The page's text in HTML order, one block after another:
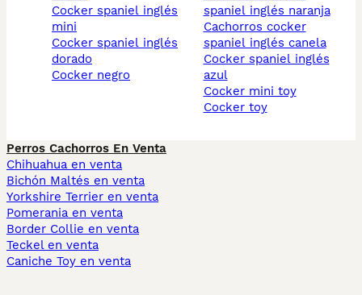
cocker spaniel inglés
mini
cocker spaniel inglés
dorado
cocker negro
spaniel inglés naranja
cachorros cocker
spaniel inglés canela
cocker spaniel inglés
azul
cocker mini toy
cocker toy
Perros Cachorros En Venta
Chihuahua en venta
Bichón Maltés en venta
Yorkshire Terrier en venta
Pomerania en venta
Border Collie en venta
Teckel en venta
Caniche Toy en venta